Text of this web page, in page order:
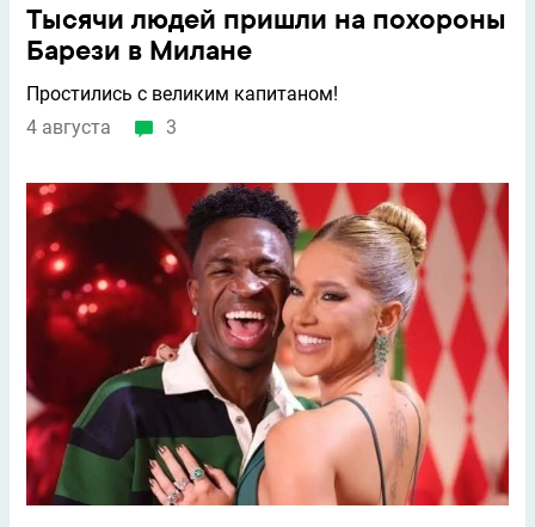
Тысячи людей пришли на похороны
Барези в Милане
Простились с великим капитаном!
4 августа
3